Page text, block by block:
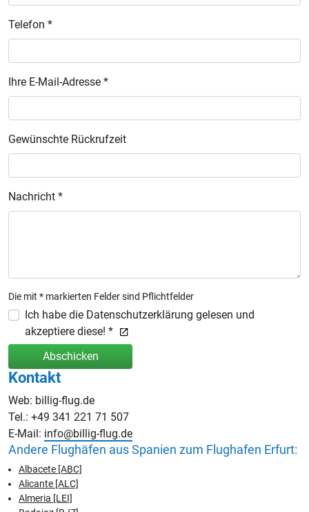
Telefon *
Ihre E-Mail-Adresse *
Gewünschte Rückrufzeit
Nachricht *
Die mit * markierten Felder sind Pflichtfelder
Ich habe die Datenschutzerklärung gelesen und
akzeptiere diese! *
Abschicken
Kontakt
Web: billig-flug.de
Tel.: +49 341 221 71 507
E-Mail: info@billig-flug.de
Andere Flughäfen aus Spanien zum Flughafen Erfurt:
Albacete [ABC]
Alicante [ALC]
Almeria [LEI]